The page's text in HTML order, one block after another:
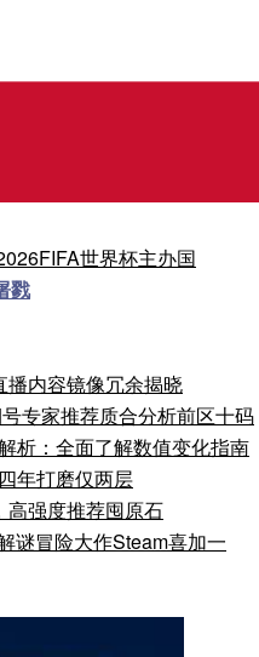
世界杯主办国
戮
播内容镜像冗余揭晓
专家推荐质合分析前区十码
析：全面了解数值变化指南
年打磨仅两层
高强度推荐囤原石
谜冒险大作Steam喜加一